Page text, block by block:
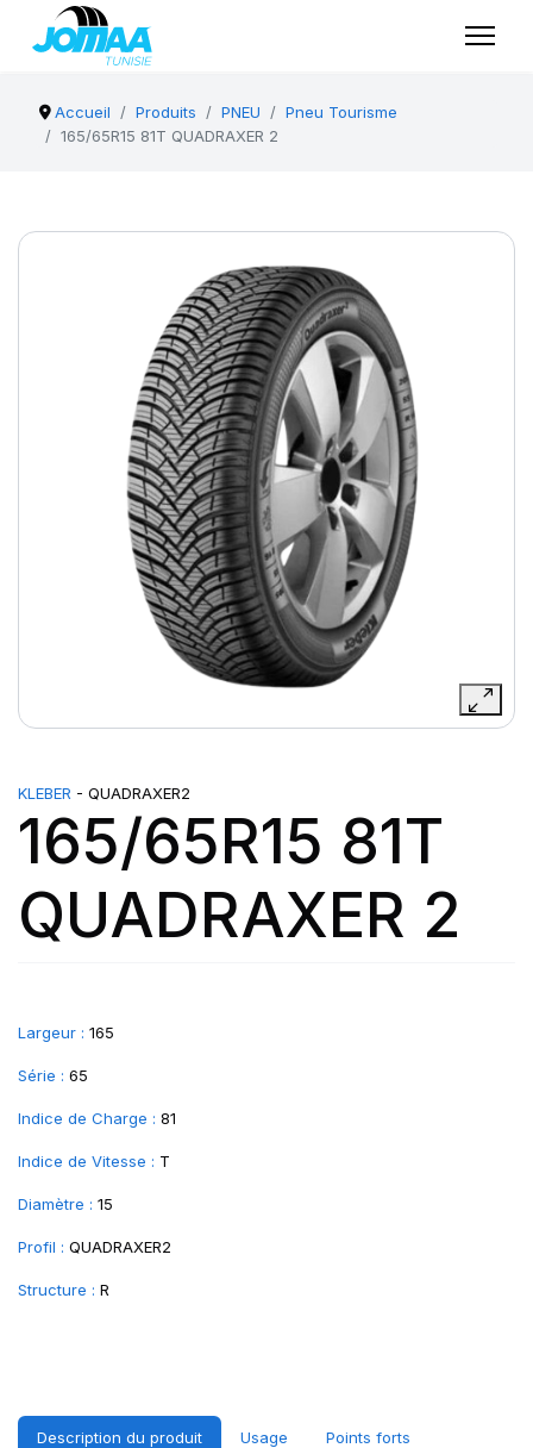
Accueil Produits PNEU
Pneu Tourisme
165/65R15 81T QUADRAXER 2
KLEBER - QUADRAXER2
165/65R15 81T
QUADRAXER 2
Largeur : 165
Série : 65
Indice de Charge : 81
Indice de Vitesse : T
Diamètre : 15
Profil : QUADRAXER2
Structure : R
Description du produit Usage Points forts